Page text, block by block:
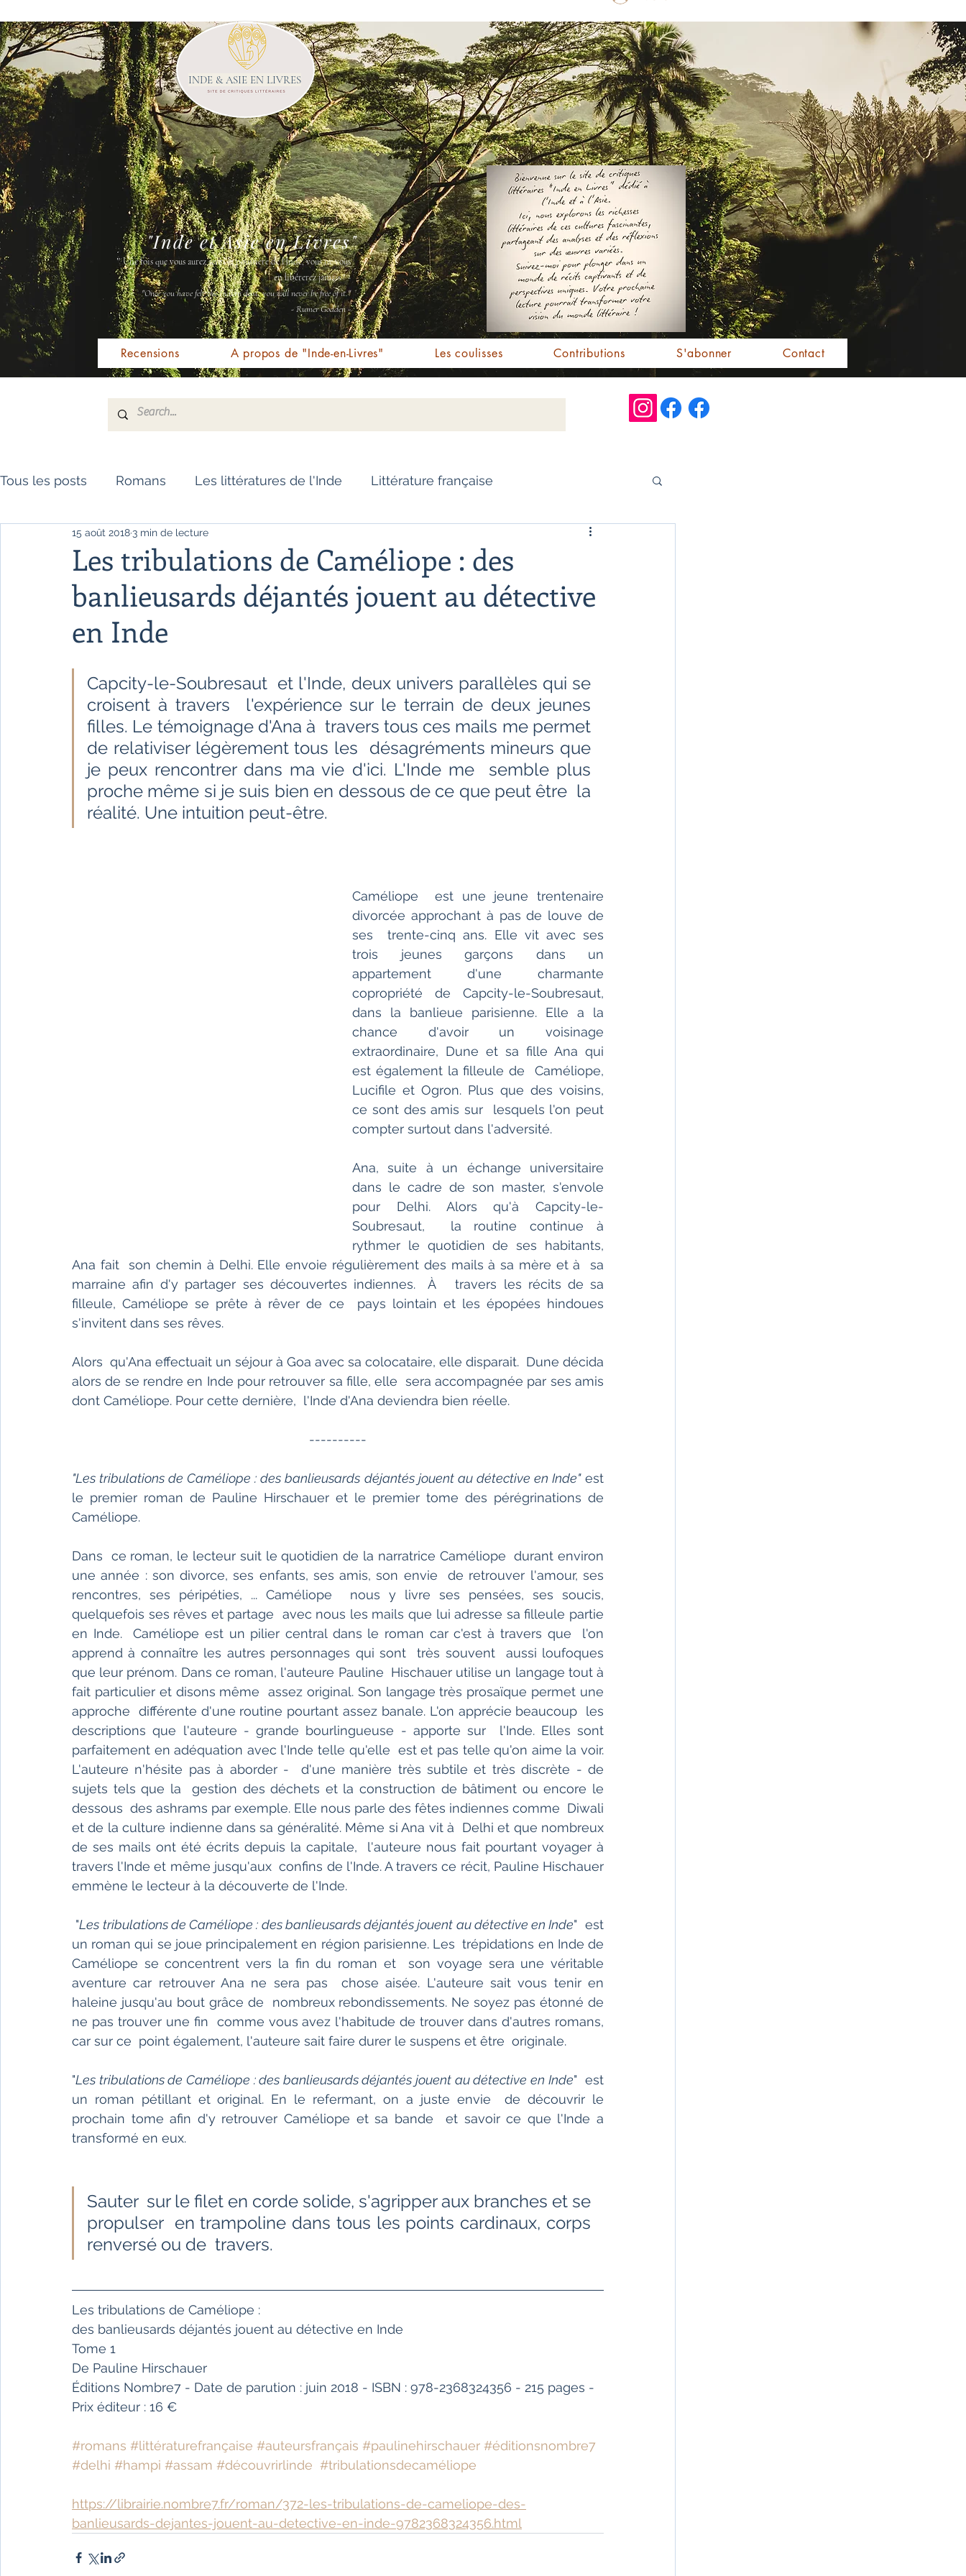
INDE & ASIE EN LIVRES
"Une fois que vous aurez senti la poussière de l'Inde, vous ne vous
en libérerez jamais " -
"Once you have felt the Indian dust, you will never be free of it."
- Rumer Godden -
"Inde et Asie en Livres"
Recensions A propos de "Inde-en-Livres" Les coulisses Contributions S'abonner Contact
Tous les posts Romans Les littératures de l'Inde Littérature française
Livres de référence Dictionnaire
Témoignages / Récits Romans jeunesse Essai Personnalités indiennes
Littérature tamoule Littérature bengali Littérature malayalam Littérature pendjabi
L'Inde vue par l'Occident Yoga Histoire de l'Inde par les livres
Littérature anglo-saxonne Littérature du Bangladesh
Les tribulations de Caméliope : des
banlieusards déjantés jouent au détective
en Inde
15 août 2018 3 min de lecture
Capcity-le-Soubresaut  et l'Inde, deux univers parallèles qui se
croisent à travers  l'expérience sur le terrain de deux jeunes
filles. Le témoignage d'Ana à  travers tous ces mails me permet
de relativiser légèrement tous les  désagréments mineurs que
je peux rencontrer dans ma vie d'ici. L'Inde me  semble plus
proche même si je suis bien en dessous de ce que peut être  la
réalité. Une intuition peut-être.
Caméliope  est une jeune trentenaire
divorcée approchant à pas de louve de
ses  trente-cinq ans. Elle vit avec ses
trois jeunes garçons dans un
appartement d'une charmante
copropriété de Capcity-le-Soubresaut,
dans la banlieue parisienne. Elle a la
chance d'avoir un voisinage
extraordinaire, Dune et sa fille Ana qui
est également la filleule de  Caméliope,
Lucifile et Ogron. Plus que des voisins,
ce sont des amis sur  lesquels l'on peut
compter surtout dans l'adversité.
Ana, suite à un échange universitaire
dans le cadre de son master, s'envole
pour Delhi. Alors qu'à Capcity-le-
Soubresaut,  la routine continue à
rythmer le quotidien de ses habitants,
Ana fait  son chemin à Delhi. Elle envoie régulièrement des mails à sa mère et à  sa
marraine afin d'y partager ses découvertes indiennes.  À   travers les récits de sa
filleule, Caméliope se prête à rêver de ce  pays lointain et les épopées hindoues
s'invitent dans ses rêves.
Alors  qu'Ana effectuait un séjour à Goa avec sa colocataire, elle disparait.  Dune décida
alors de se rendre en Inde pour retrouver sa fille, elle  sera accompagnée par ses amis
dont Caméliope. Pour cette dernière,  l'Inde d'Ana deviendra bien réelle.
----------
"Les tribulations de Caméliope : des banlieusards déjantés jouent au détective en Inde" est
le premier roman de Pauline Hirschauer et le premier tome des pérégrinations de
Caméliope.
Dans  ce roman, le lecteur suit le quotidien de la narratrice Caméliope  durant environ
une année : son divorce, ses enfants, ses amis, son envie  de retrouver l'amour, ses
rencontres, ses péripéties, ... Caméliope  nous y livre ses pensées, ses soucis,
quelquefois ses rêves et partage  avec nous les mails que lui adresse sa filleule partie
en Inde.  Caméliope est un pilier central dans le roman car c'est à travers que  l'on
apprend à connaître les autres personnages qui sont  très souvent  aussi loufoques
que leur prénom. Dans ce roman, l'auteure Pauline  Hischauer utilise un langage tout à
fait particulier et disons même  assez original. Son langage très prosaïque permet une
approche  différente d'une routine pourtant assez banale. L'on apprécie beaucoup  les
descriptions que l'auteure - grande bourlingueuse - apporte sur  l'Inde. Elles sont
parfaitement en adéquation avec l'Inde telle qu'elle  est et pas telle qu'on aime la voir.
L'auteure n'hésite pas à aborder -  d'une manière très subtile et très discrète - de
sujets tels que la  gestion des déchets et la construction de bâtiment ou encore le
dessous  des ashrams par exemple. Elle nous parle des fêtes indiennes comme  Diwali
et de la culture indienne dans sa généralité. Même si Ana vit à  Delhi et que nombreux
de ses mails ont été écrits depuis la capitale,  l'auteure nous fait pourtant voyager à
travers l'Inde et même jusqu'aux  confins de l'Inde. A travers ce récit, Pauline Hischauer
emmène le lecteur à la découverte de l'Inde.
"Les tribulations de Caméliope : des banlieusards déjantés jouent au détective en Inde"  est
un roman qui se joue principalement en région parisienne. Les  trépidations en Inde de
Caméliope se concentrent vers la fin du roman et  son voyage sera une véritable
aventure car retrouver Ana ne sera pas  chose aisée. L'auteure sait vous tenir en
haleine jusqu'au bout grâce de  nombreux rebondissements. Ne soyez pas étonné de
ne pas trouver une fin  comme vous avez l'habitude de trouver dans d'autres romans,
car sur ce  point également, l'auteure sait faire durer le suspens et être  originale.
"Les tribulations de Caméliope : des banlieusards déjantés jouent au détective en Inde"  est
un roman pétillant et original. En le refermant, on a juste envie  de découvrir le
prochain tome afin d'y retrouver Caméliope et sa bande  et savoir ce que l'Inde a
transformé en eux.
Sauter  sur le filet en corde solide, s'agripper aux branches et se
propulser  en trampoline dans tous les points cardinaux, corps
renversé ou de  travers.
Les tribulations de Caméliope :
des banlieusards déjantés jouent au détective en Inde
Tome 1
De Pauline Hirschauer
Éditions Nombre7 - Date de parution : juin 2018 - ISBN : 978-2368324356 - 215 pages -
Prix éditeur : 16 €
#romans #littératurefrançaise #auteursfrançais #paulinehirschauer #éditionsnombre7
#delhi #hampi #assam #découvrirlinde #tribulationsdecaméliope
https://librairie.nombre7.fr/roman/372-les-tribulations-de-cameliope-des-
banlieusards-dejantes-jouent-au-detective-en-inde-9782368324356.html